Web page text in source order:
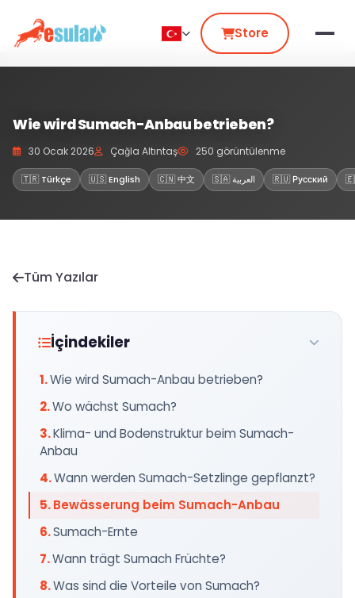
Store
Wie wird Sumach-Anbau betrieben?
30 Ocak 2026 Çağla Altıntaş 250 görüntülenme
🇹🇷 Türkçe 🇺🇸 English 🇨🇳 中文 🇸🇦 العربية 🇷🇺 Русский
Tüm Yazılar
İçindekiler
Wie wird Sumach-Anbau betrieben?
Wo wächst Sumach?
Klima- und Bodenstruktur beim Sumach-
Anbau
Wann werden Sumach-Setzlinge gepflanzt?
Bewässerung beim Sumach-Anbau
Sumach-Ernte
Wann trägt Sumach Früchte?
Was sind die Vorteile von Sumach?